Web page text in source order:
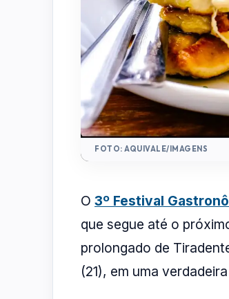
FOTO: AQUIVALE/IMAGENS
O 3º Festival
que segue até o
prolongado de
(21), em uma